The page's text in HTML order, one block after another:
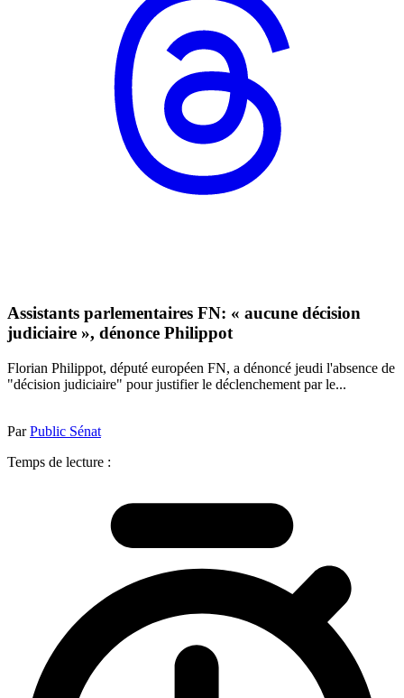
Assistants parlementaires FN: « aucune décision
judiciaire », dénonce Philippot
Florian Philippot, député européen FN, a dénoncé jeudi l'absence de
"décision judiciaire" pour justifier le déclenchement par le...
ParPublic Sénat
Temps de lecture :